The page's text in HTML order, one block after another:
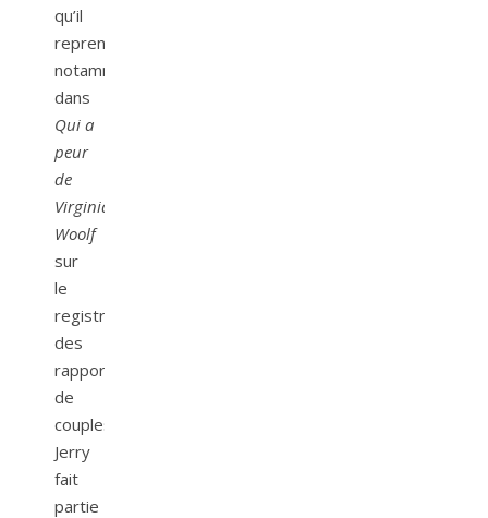
qu’il
reprendra
notamment
dans
Qui a
peur
de
Virginia
Woolf
sur
le
registre
des
rapports
de
couples.
Jerry
fait
partie